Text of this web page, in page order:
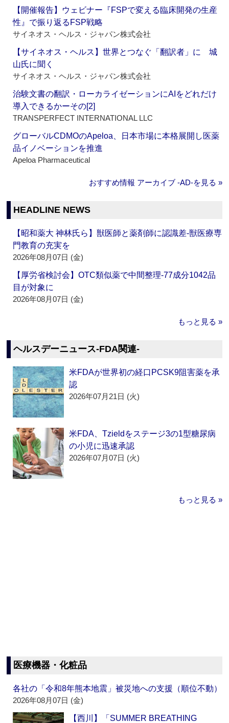
【開催報告】ウェビナー『FSPで変える臨床開発の生産
性』で振り返るFSP戦略
サイネオス・ヘルス・ジャパン株式会社
【サイネオス・ヘルス】世界とつなぐ「翻訳者」に 城
山氏に聞く
サイネオス・ヘルス・ジャパン株式会社
治験文書の翻訳・ローカライゼーションにAIをどれだけ
導入できるかーその[2]
TRANSPERFECT INTERNATIONAL LLC
グローバルCDMOのApeloa、日本市場に本格展開し医薬
品イノベーションを推進
Apeloa Pharmaceutical
おすすめ情報 アーカイブ ‐AD‐を見る »
HEADLINE NEWS
【昭和薬大 神林氏ら】獣医師と薬剤師に認識差‐獣医療専
門教育の充実を
2026年08月07日 (金)
【厚労省検討会】OTC類似薬で中間整理‐77成分1042品
目が対象に
2026年08月07日 (金)
もっと見る »
ヘルスデーニュース‐FDA関連‐
米FDAが世界初の経口PCSK9阻害薬を承
認
2026年07月21日 (火)
米FDA、Tzieldをステージ3の1型糖尿病
の小児に迅速承認
2026年07月07日 (火)
もっと見る »
医療機器・化粧品
各社の「令和8年熊本地震」被災地への支援（順位不動）
2026年08月07日 (金)
【西川】「SUMMER BREATHING